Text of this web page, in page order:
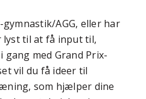
AGG, eller har
lyst til at få input til,
gang med Grand Prix-
vil du få ideer til
som hjælper dine